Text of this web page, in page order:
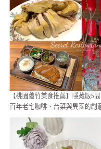
【桃園蘆竹美食推薦】隱藏版5
百年老宅咖啡、台菜與異國的創